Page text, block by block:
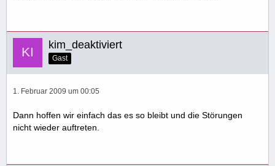
kim_deaktiviert
Gast
1. Februar 2009 um 00:05
Dann hoffen wir einfach das es so bleibt und die Störungen
nicht wieder auftreten.